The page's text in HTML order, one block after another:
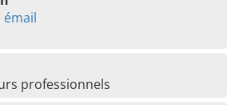
professionnels